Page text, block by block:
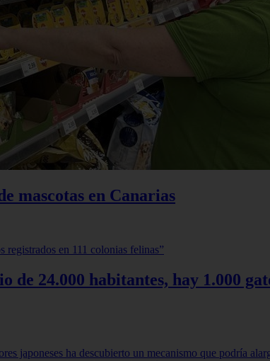
mascotas en Canarias
24.000 habitantes, hay 1.000